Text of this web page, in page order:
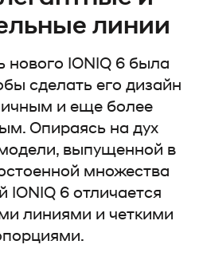
линии
нового IONIQ 6 была
сделать его дизайн
и еще более
Опираясь на дух
выпущенной в
множества
IONIQ 6 отличается
линиями и четкими